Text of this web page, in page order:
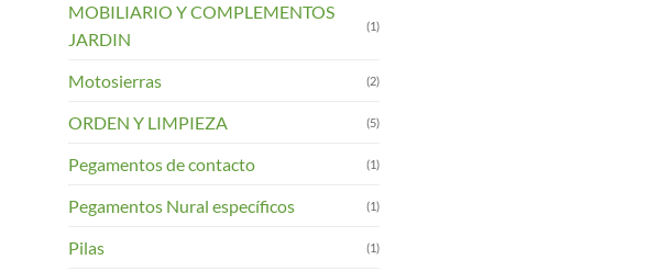
MOBILIARIO Y COMPLEMENTOS
JARDIN
(1)
Motosierras (2)
ORDEN Y LIMPIEZA (5)
Pegamentos de contacto (1)
Pegamentos Nural específicos (1)
Pilas (1)